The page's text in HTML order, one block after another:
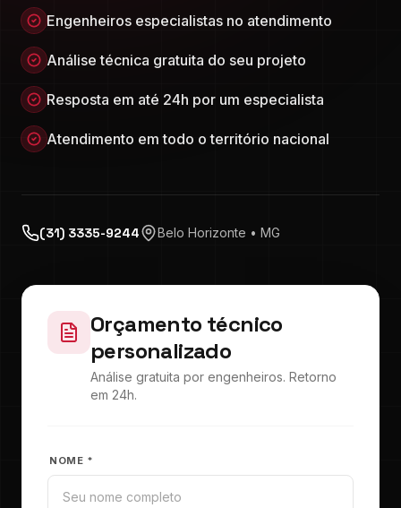
Engenheiros especialistas no atendimento
Análise técnica gratuita do seu projeto
Resposta em até 24h por um especialista
Atendimento em todo o território nacional
(31) 3335-9244 Belo Horizonte • MG
Orçamento técnico
personalizado
Análise gratuita por engenheiros. Retorno
em 24h.
NOME *